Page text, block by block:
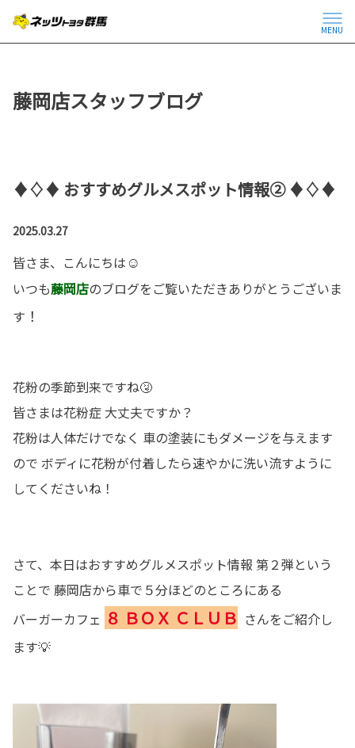
MENU
藤岡店スタッフブログ
♦♢♦ おすすめグルメスポット情報② ♦♢♦
2025.03.27
皆さま、こんにちは☺
いつも藤岡店のブログをご覧いただきありがとうございま
す ！
花粉の季節到来ですね🤧
皆さまは花粉症 大丈夫ですか？
花粉は人体だけでなく 車の塗装にもダメージを与えます
ので ボディに花粉が付着したら速やかに洗い流すように
してくださいね！
さて、本日はおすすめグルメスポット情報 第２弾という
ことで 藤岡店から車で５分ほどのところにある
バーガーカフェ ８ ＢＯＸ ＣＬＵＢ さんをご紹介し
ます💡